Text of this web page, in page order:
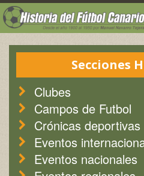
Secciones
Clubes
Campos de Futbol
Crónicas deportivas
Eventos
Eventos nacionales